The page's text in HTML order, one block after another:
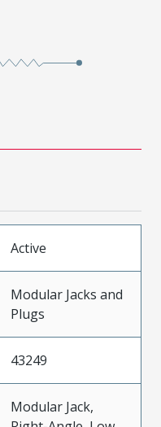
Active
Modular Jacks and
Plugs
43249
Modular Jack,